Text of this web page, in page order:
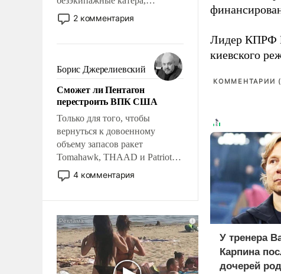
применение которых уже
стало обыденностью. Задача по
сложна и амбициозна. Однако
и ее реализация радикально
поднимет наши боевые
возможности.
2 комментария
Борис Джерелиевский
Сможет ли Пентагон
перестроить ВПК США
Только для того, чтобы
вернуться к довоенному
объему запасов ракет
Tomahawk, THAAD и Patriot
США потребуется более трех
лет. Даже небольшая война с
Сложившаяся ситуация
означает многолетний период
уязвимости США, например,
перед Китаем.
4 комментария
Лидер КПРФ
киевского
КОММЕНТАРИИ
У тренера
Карпина
дочерей